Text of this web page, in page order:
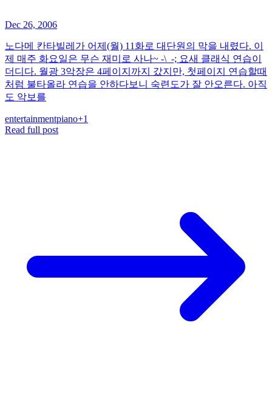
Dec 26, 2006
노다메 칸타빌레가 어제(월) 11화로 대단원의 막을 내렸다. 이
제 매주 화요일은 무슨 재미로 사나~ -\_-; 요새 클래식 연습이
더디다. 월광 3악장은 4페이지까지 갔지만, 첫페이지 연습할때
처럼 불타올라 연습을 안하다보니 숙련도가 잘 안오른다. 아직
도 악보를
entertainmentpiano+1
Read full post